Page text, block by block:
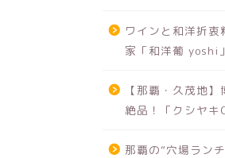
ワインと和洋折
家「和洋葡 yoshi」
【那覇・久茂地
絶品！「クシヤキ
那覇の“穴場ラン